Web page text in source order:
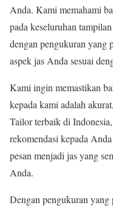
Anda. Kami memahami
pada keseluruhan
dengan pengukuran yang
aspek jas Anda sesuai
Kami ingin memastikan
kepada kami adalah
Tailor terbaik di
rekomendasi kepada
pesan menjadi jas yang
Anda.
Dengan pengukuran